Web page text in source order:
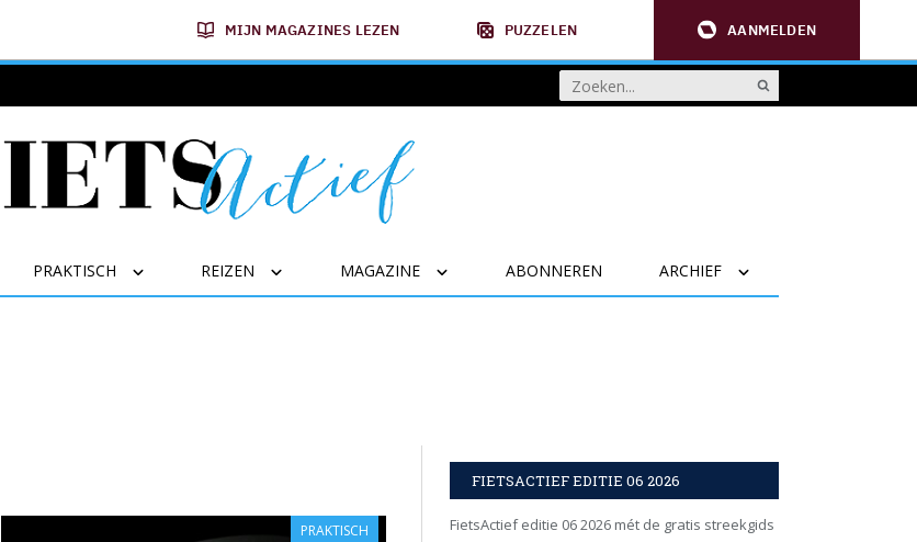
MIJN MAGAZINES LEZEN PUZZELEN AANMELDEN
PRAKTISCH REIZEN MAGAZINE ABONNEREN ARCHIEF
PRAKTISCH
FIETSACTIEF EDITIE 06 2026
FietsActief editie 06 2026 mét de gratis streekgids